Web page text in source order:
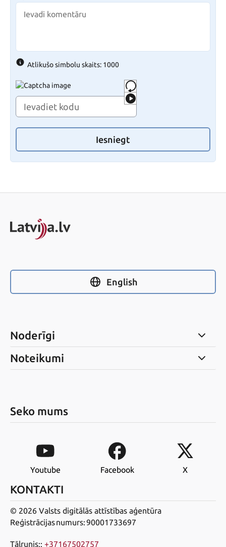
Atlikušo simbolu skaits: 1000
Iesniegt
English
Noderīgi
Noteikumi
Seko mums
Youtube Facebook X
KONTAKTI
© 2026 Valsts digitālās attīstības aģentūra
Reģistrācijas numurs: 90001733697
Tālrunis:: +37167502757